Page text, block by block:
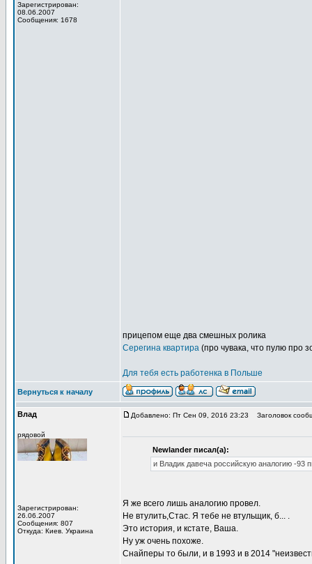
Зарегистрирован:
08.06.2007
Сообщения: 1678
прицепом еще два смешных ролика
Серегина квартира (про чувака, что пулю про
Для тебя есть работенка в Польше
Вернуться к началу
Влад
рядовой
Зарегистрирован:
26.06.2007
Сообщения: 807
Откуда: Киев. Украина
Добавлено: Пт Сен 09, 2016 23:23 Заголовок
Newlander писал(а):
и Владик давеча российскую аналогию -93
Я же всего лишь аналогию провел.
Не втулить,Стас. Я тебе не втульщик, б... .
Это история, и кстате, Ваша.
Ну уж очень похоже.
Снайперы то были, и в 1993 и в 2014